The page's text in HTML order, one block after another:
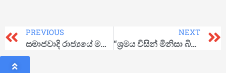
PREVIOUS
සමාජවාදි රාජ්‍යයේ මහජන නියෝජිතයා
NEXT
“ශ්‍රමය විසින් මිනිසා බිහිකරන ලදි” – මාක්ස් ලෙනින්වාදි විශ්වකෝෂයෙන්